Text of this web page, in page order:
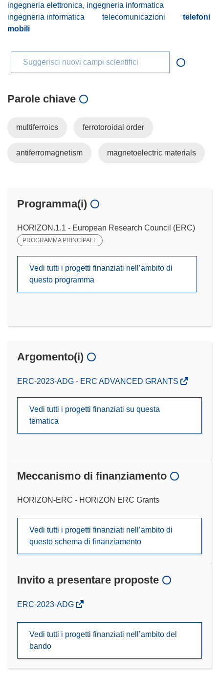
ingegneria elettronica, ingegneria informatica
ingegneria informatica
telecomunicazioni
telefoni
mobili
Suggerisci nuovi campi scientifici
Parole chiave
multiferroics ferrotoroidal order
antiferromagnetism magnetoelectric materials
Programma(i)
HORIZON.1.1 - European Research Council (ERC)
PROGRAMMA PRINCIPALE
Vedi tutti i progetti finanziati nell’ambito di
questo programma
Argomento(i)
ERC-2023-ADG - ERC ADVANCED GRANTS
Vedi tutti i progetti finanziati su questa
tematica
Meccanismo di finanziamento
HORIZON-ERC - HORIZON ERC Grants
Vedi tutti i progetti finanziati nell’ambito di
questo schema di finanziamento
Invito a presentare proposte
(si
nuova
ERC-2023-ADG
Vedi tutti i progetti finanziati nell’ambito del
bando